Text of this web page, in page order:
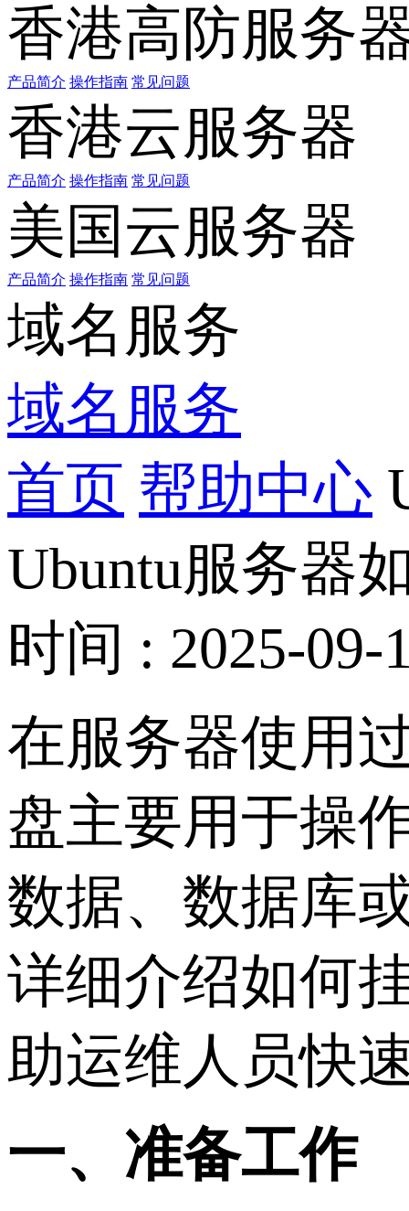
香港高防服务
产品简介 操作指南 常见问题
香港云服务器
产品简介 操作指南 常见问题
美国云服务器
产品简介 操作指南 常见问题
域名服务
域名服务
首页 帮助中心
Ubuntu服务器
时间 : 2025-09-
在服务器使用
盘主要用于操
数据、数据库
详细介绍如何
助运维人员快
一、准备工作